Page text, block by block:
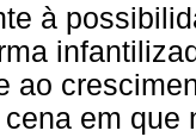
à
ao
em